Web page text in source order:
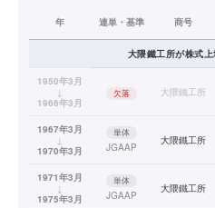
年 連単・基準 商号
大隈鐵工所が株式上
1950年3月
↓
1966年3月
欠落 大隈鐵工所
1967年3月
↓
1970年3月
単体
JGAAP
大隈鐵工所
1971年3月
↓
1975年3月
単体
JGAAP
大隈鐵工所